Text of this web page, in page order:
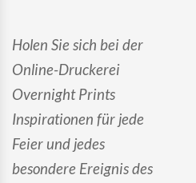
Holen Sie sich bei der
Online-Druckerei
Overnight Prints
Inspirationen für jede
Feier und jedes
besondere Ereignis des